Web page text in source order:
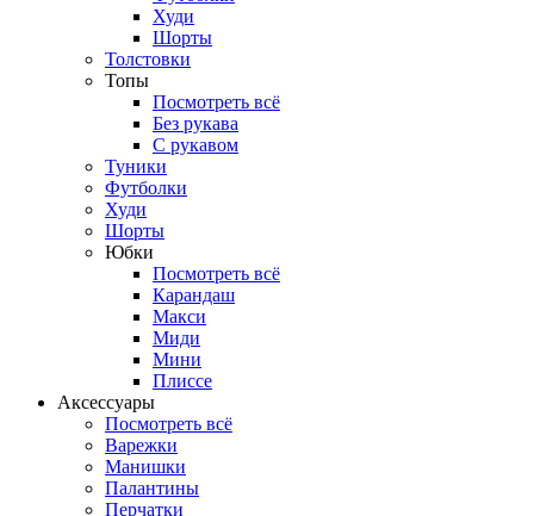
Худи
Шорты
Толстовки
Топы
Посмотреть всё
Без рукава
С рукавом
Туники
Футболки
Худи
Шорты
Юбки
Посмотреть всё
Карандаш
Макси
Миди
Мини
Плиссе
Аксессуары
Посмотреть всё
Варежки
Манишки
Палантины
Перчатки